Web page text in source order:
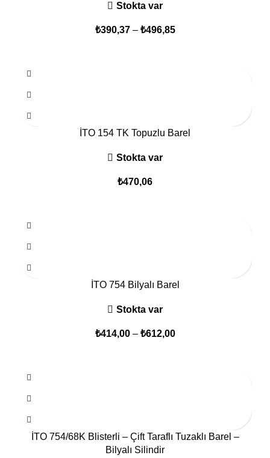
Stokta var
₺390,37– ₺496,85
İTO 154 TK Topuzlu Barel
Stokta var
₺470,06
İTO 754 Bilyalı Barel
Stokta var
₺414,00– ₺612,00
İTO 754/68K Blisterli – Çift Taraflı Tuzaklı Barel –
Bilyalı Silindir